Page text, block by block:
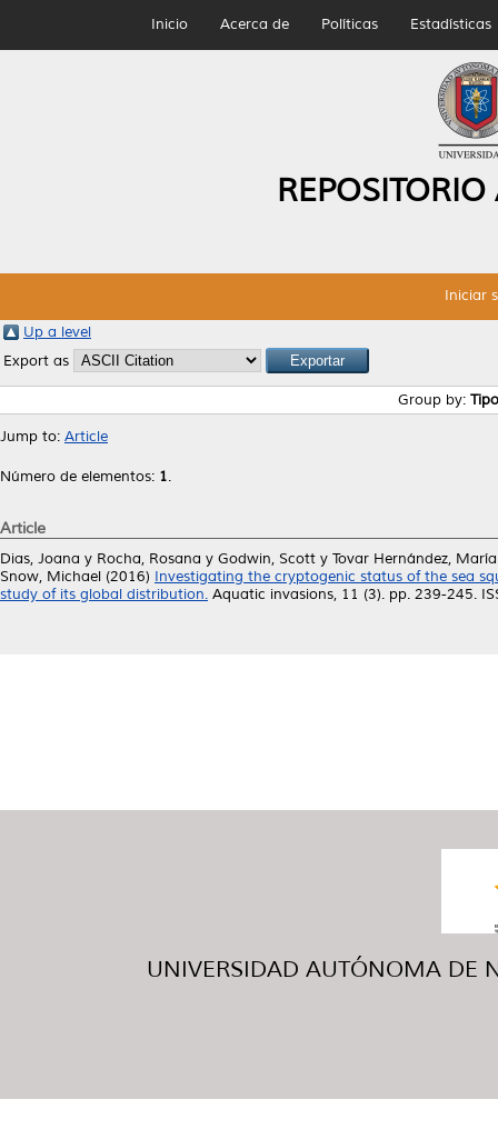
Inicio Acerca de Políticas Estadísticas
Iniciar
Up a level
Export as
Group by:
Jump to: Article
Número de elementos: 1.
Article
Dias, Joana y Rocha, Rosana y Godwin, Scott y Tovar Hernández,
Snow, Michael (2016) Investigating the cryptogenic status of the sea
study of its global distribution. Aquatic invasions, 11 (3). pp. 239-245.
UNIVERSIDAD AUTÓNOMA DE